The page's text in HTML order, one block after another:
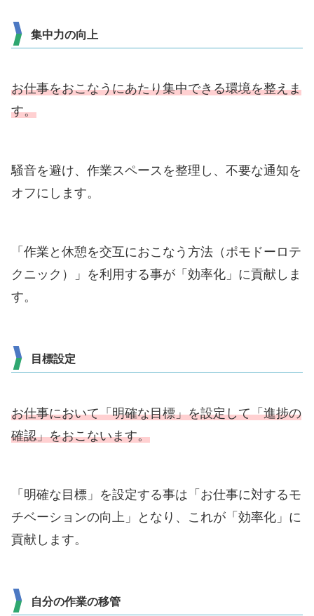
集中力の向上
お仕事をおこなうにあたり集中できる環境を整えま
す。
騒音を避け、作業スペースを整理し、不要な通知を
オフにします。
「作業と休憩を交互におこなう方法（ポモドーロテ
クニック）」を利用する事が「効率化」に貢献しま
す。
目標設定
お仕事において「明確な目標」を設定して「進捗の
確認」をおこないます。
「明確な目標」を設定する事は「お仕事に対するモ
チベーションの向上」となり、これが「効率化」に
貢献します。
自分の作業の移管